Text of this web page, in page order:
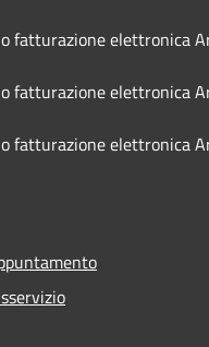
fatturazione elettronica
fatturazione elettronica
fatturazione elettronica